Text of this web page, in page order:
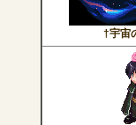
†宇宙